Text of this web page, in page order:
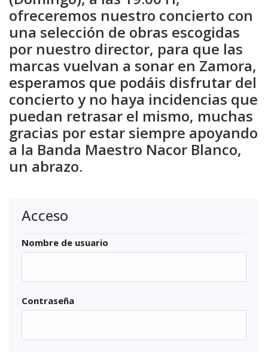
ofreceremos nuestro concierto con
una selección de obras escogidas
por nuestro director, para que las
marcas vuelvan a sonar en Zamora,
esperamos que podáis disfrutar del
concierto y no haya incidencias que
puedan retrasar el mismo, muchas
gracias por estar siempre apoyando
a la Banda Maestro Nacor Blanco,
un abrazo.
Acceso
Nombre de usuario
Contraseña